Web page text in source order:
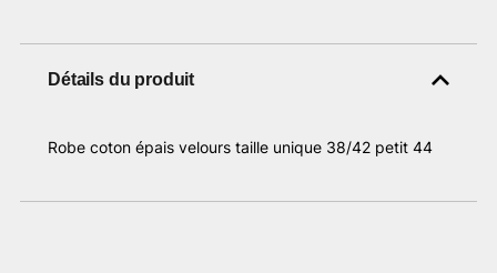
Détails du produit
Robe coton épais velours taille unique 38/42 petit 44